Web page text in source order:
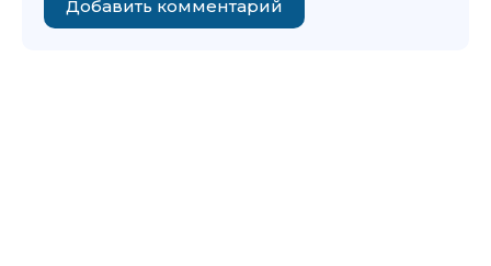
Добавить комментарий